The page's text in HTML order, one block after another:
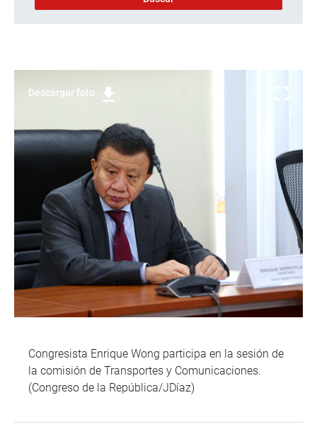
Descargar foto
Congresista Enrique Wong participa en la sesión de
la comisión de Transportes y Comunicaciones.
(Congreso de la República/JDíaz)